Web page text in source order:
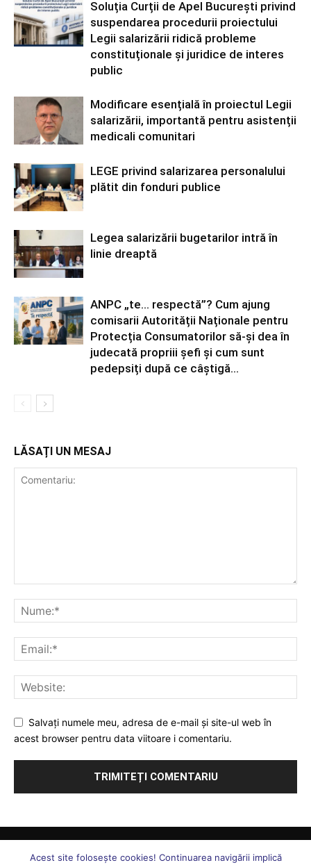
Soluția Curții de Apel București privind
suspendarea procedurii proiectului
Legii salarizării ridică probleme
constituționale și juridice de interes
public
Modificare esențială în proiectul Legii
salarizării, importantă pentru asistenții
medicali comunitari
LEGE privind salarizarea personalului
plătit din fonduri publice
Legea salarizării bugetarilor intră în
linie dreaptă
ANPC „te… respectă”? Cum ajung
comisarii Autorității Naționale pentru
Protecția Consumatorilor să-și dea în
judecată propriii șefi și cum sunt
pedepsiți după ce câștigă...
LĂSAȚI UN MESAJ
Salvați numele meu, adresa de e-mail și site-ul web în
acest browser pentru data viitoare i comentariu.
Comunicate Juridic Ați întrebat, vă răspundem
Sănătate
S. N. ”Forța Legii”
Uniunea Forța Legii Statut Uniune
Acest site foloseşte cookies! Continuarea navigării implică